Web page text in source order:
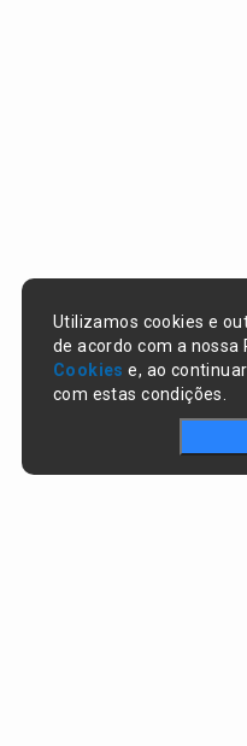
Utilizamos cookies e
de acordo com a nossa
Cookies e, ao
com estas condições.